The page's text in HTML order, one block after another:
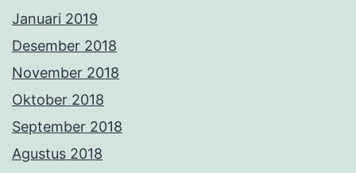
Januari 2019
Desember 2018
November 2018
Oktober 2018
September 2018
Agustus 2018